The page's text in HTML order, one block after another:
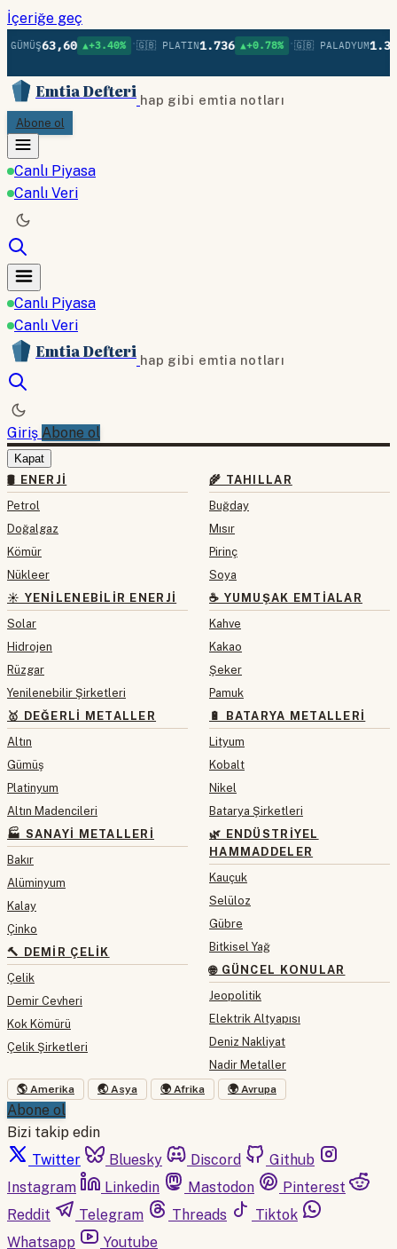
İçeriğe geç
63,60 ▲+3.40% •🇬🇧 PLATIN1.736 ▲+0.78% •🇬🇧 PALADYUM1.379
Emtia Defteri hap gibi emtia notları
Abone ol
Canlı Piyasa
Canlı Veri
Canlı Piyasa
Canlı Veri
Emtia Defteri hap gibi emtia notları
Giriş Abone ol
Kapat
🛢 ENERJI
Petrol
Doğalgaz
Kömür
Nükleer
☀️ YENILENEBILIR ENERJI
Solar
Hidrojen
Rüzgar
Yenilenebilir Şirketleri
🥇 DEĞERLI METALLER
Altın
Gümüş
Platinyum
Altın Madencileri
🏭 SANAYI METALLERI
Bakır
Alüminyum
Kalay
Çinko
🔨 DEMIR ÇELIK
Çelik
Demir Cevheri
Kok Kömürü
Çelik Şirketleri
🌾 TAHILLAR
Buğday
Mısır
Pirinç
Soya
☕ YUMUŞAK EMTIALAR
Kahve
Kakao
Şeker
Pamuk
🔋 BATARYA METALLERI
Lityum
Kobalt
Nikel
Batarya Şirketleri
🌿 ENDÜSTRIYEL
HAMMADDELER
Kauçuk
Selüloz
Gübre
Bitkisel Yağ
🌐 GÜNCEL KONULAR
Jeopolitik
Elektrik Altyapısı
Deniz Nakliyat
Nadir Metaller
🌎 Amerika 🌏 Asya 🌍 Afrika 🌍 Avrupa
Abone ol
Bizi takip edin
Twitter
Bluesky Discord
Github
Instagram
Linkedin Mastodon
Pinterest
Reddit
Telegram Threads
Tiktok
Whatsapp
Youtube